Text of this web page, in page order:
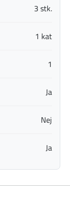
3 stk.
1 kat
1
Ja
Nej
Ja